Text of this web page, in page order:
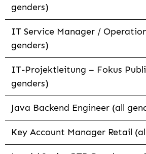
genders)
IT Service Manager /
genders)
IT-Projektleitung – Fokus
genders)
Java Backend Engineer (all
Key Account Manager Retail